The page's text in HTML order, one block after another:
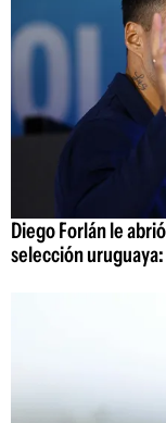
Diego Forlán le
selección